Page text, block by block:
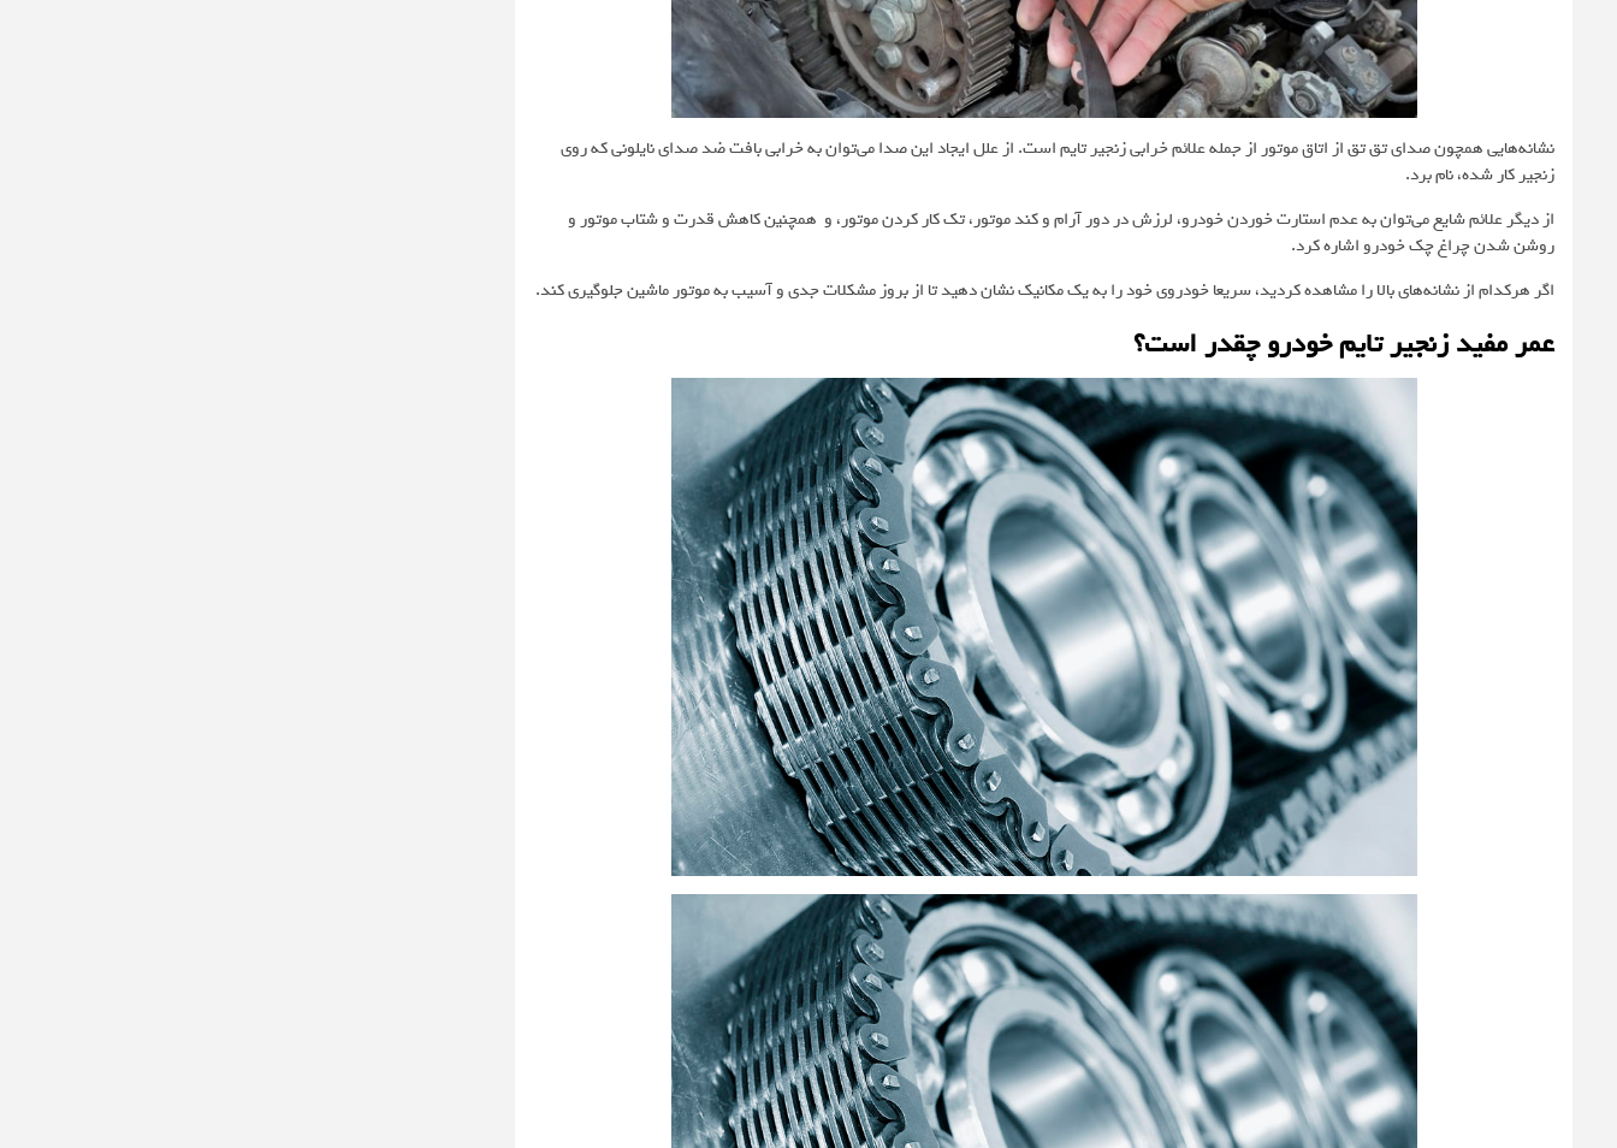
نشانه‌هایی همچون صدای تق تق از اتاق موتور از جمله علائم خرابی زنجیر تایم است. از علل ایجاد این صدا می‌توان به خرابی بافت ضد صدای نایلونی که روی
زنجیر کار شده، نام برد.
از دیگر علائم شایع می‎‌توان به عدم استارت خوردن خودرو، لرزش در دور آرام و کند موتور، تک کار کردن موتور، و همچنین کاهش قدرت و شتاب موتور و
روشن شدن چراغ چک خودرو اشاره کرد.
اگر هرکدام از نشانه‌های بالا را مشاهده کردید، سریعا خودروی خود را به یک مکانیک نشان دهید تا از بروز مشکلات جدی و آسیب به موتور ماشین جلوگیری کند.
عمر مفید زنجیر تایم خودرو چقدر است؟